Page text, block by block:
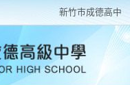
新竹巿成德高中